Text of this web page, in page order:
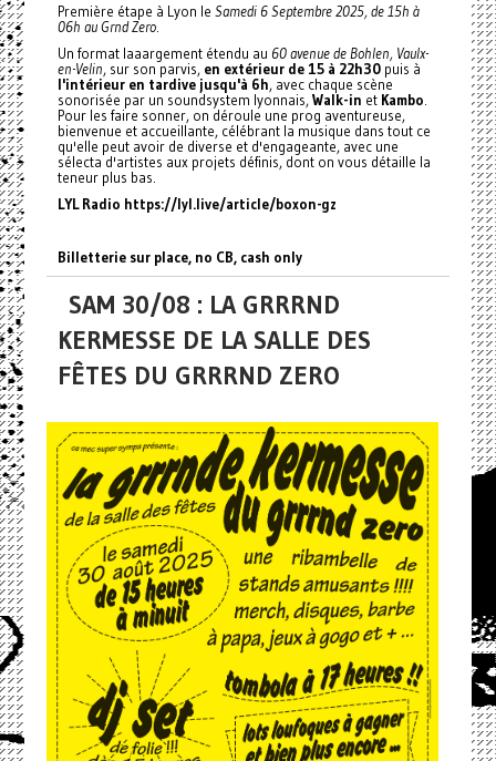
Première étape à Lyon le Samedi 6 Septembre 2025, de 15h à
06h au Grnd Zero.
Un format laaargement étendu au 60 avenue de Bohlen, Vaulx-
en-Velin, sur son parvis, en extérieur de 15 à 22h30puis à
l'intérieur en tardive jusqu'à 6h, avec chaque scène
sonorisée par un soundsystem lyonnais,Walk-in et Kambo
Pour les faire sonner, on déroule une prog aventureuse,
bienvenue et accueillante, célébrant la musique dans tout ce
qu'elle peut avoir de diverse et d'engageante, avec une
sélecta d'artistes aux projets définis, dont on vous détaille la
teneur plus bas.
LYL Radio https://lyl.live/article/boxon-gz
Billetterie sur place, no CB, cash only
SAM 30/08 : LA GRRRND
KERMESSE DE LA SALLE DES
FÊTES DU GRRRND ZERO